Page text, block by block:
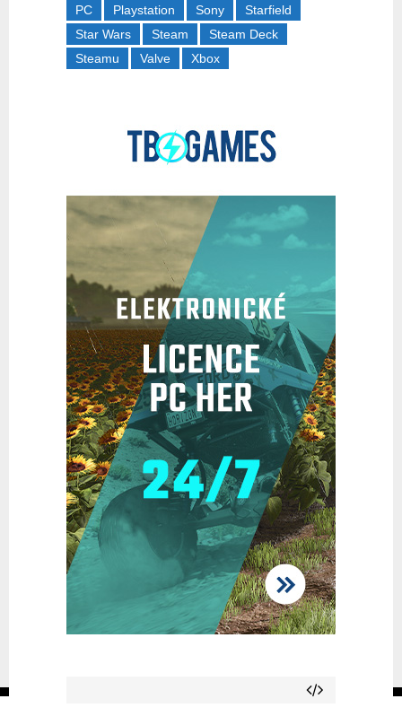
PC
Playstation Sony
Starfield
Star Wars
Steam
Steam Deck
Steamu
Valve Xbox